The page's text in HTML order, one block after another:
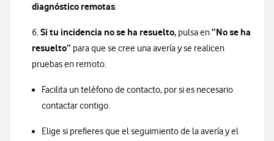
diagnóstico remotas.
6.Si tu incidencia no se ha resuelto, pulsa en“No se ha
resuelto” para que se cree una avería y se realicen
pruebas en remoto.
Facilita un teléfono de contacto, por si es necesario
contactar contigo.
Elige si prefieres que el seguimiento de la avería y el